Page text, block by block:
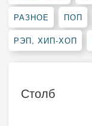
РАЗНОЕ ПОП
РЭП, ХИП-ХОП
Столб